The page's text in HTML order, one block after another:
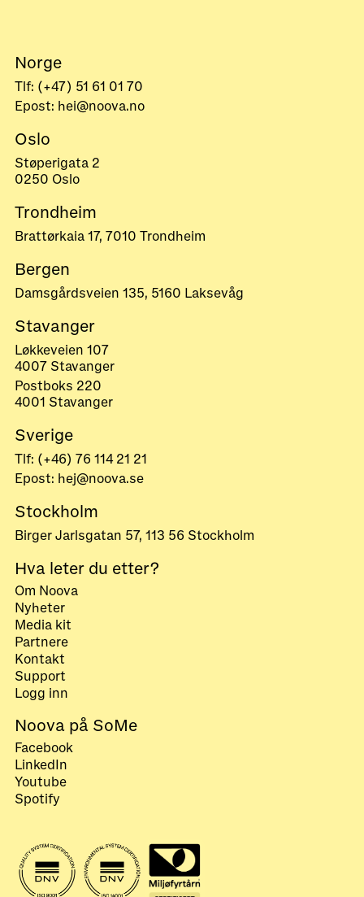
Norge
Tlf: (+47) 51 61 01 70
Epost: hei@noova.no
Oslo
Støperigata 2
0250 Oslo
Trondheim
Brattørkaia 17, 7010 Trondheim
Bergen
Damsgårdsveien 135, 5160 Laksevåg
Stavanger
Løkkeveien 107
4007 Stavanger
Postboks 220
4001 Stavanger
Sverige
Tlf: (+46) 76 114 21 21
Epost: hej@noova.se
Stockholm
Birger Jarlsgatan 57, 113 56 Stockholm
Hva leter du etter?
Om Noova
Nyheter
Media kit
Partnere
Kontakt
Support
Logg inn
Noova på SoMe
Facebook
LinkedIn
Youtube
Spotify